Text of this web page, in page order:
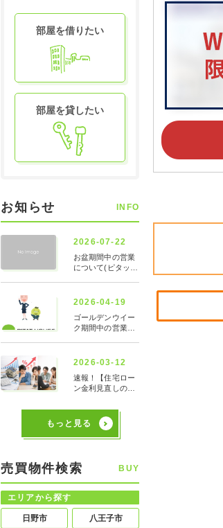
部屋を借りたい
部屋を貸したい
お知らせ INFO
もっと見る
売買物件検索 BUY
エリアから探す
日野市 八王子市